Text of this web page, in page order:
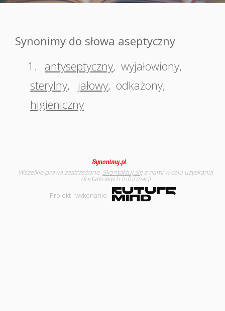
Synonimy do słowa aseptyczny
1.
antyseptyczny, wyjałowiony,
sterylny, jałowy, odkażony,
higieniczny
Wszelkie prawa zastrzeżone. Skontaktuj sięz nami w celu uzyskania
dodatkowych informacji
Projekt i wykonanie